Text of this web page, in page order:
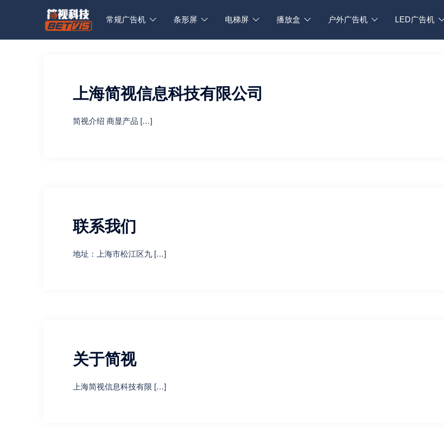
常规广告机 条形屏 电梯屏 播放盒 户外广告机 LED广告机
上海简视信息科技有限公司
简视介绍 商显产品 […]
联系我们
地址：上海市松江区九 […]
关于简视
上海简视信息科技有限 […]